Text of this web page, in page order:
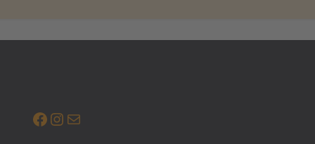
Facebook
Instagram
E-Mail